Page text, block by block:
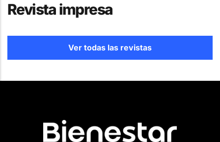
Revista impresa
Ver todas las revistas